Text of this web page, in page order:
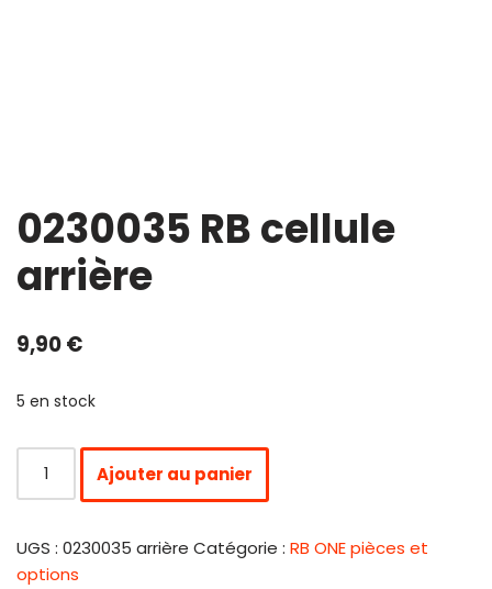
0230035 RB cellule
arrière
9,90€
5 en stock
Ajouter au panier
UGS : 0230035 arrière Catégorie : RB ONE pièces et
options